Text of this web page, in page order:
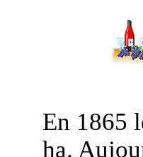
En 1865
ha.